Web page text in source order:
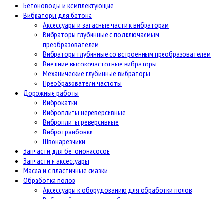
Бетоноводы и комплектующие
Вибраторы для бетона
Аксессуары и запасные части к вибраторам
Вибраторы глубинные с подключаемым
преобразователем
Вибраторы глубинные со встроенным преобразователем
Внешние высокочастотные вибраторы
Механические глубинные вибраторы
Преобразователи частоты
Дорожные работы
Виброкатки
Виброплиты нереверсивные
Виброплиты реверсивные
Вибротрамбовки
Швонарезчики
Запчасти для бетононасосов
Запчасти и аксессуары
Масла и с пластичные смазки
Обработка полов
Аксессуары к оборудованию для обработки полов